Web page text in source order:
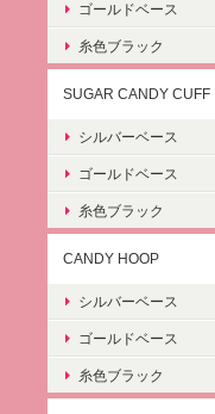
ゴールドベース
糸色ブラック
SUGAR CANDY CUFF
シルバーベース
ゴールドベース
糸色ブラック
CANDY HOOP
シルバーベース
ゴールドベース
糸色ブラック